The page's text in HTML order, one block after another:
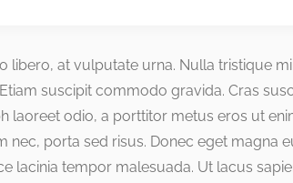
libero, at vulputate urna. Nulla tristique
suscipit commodo gravida. Cras
laoreet odio, a porttitor metus eros ut
nec, porta sed risus. Donec eget magna
lacinia tempor malesuada. Ut lacus